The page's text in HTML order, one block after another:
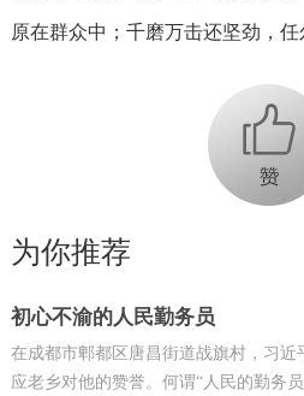
原在群众中；千磨万击还坚劲，
+1
为你推荐
初心不渝的人民勤务员
在成都市郫都区唐昌街道战旗村，习近
应老乡对他的赞誉。何谓“人民的勤务